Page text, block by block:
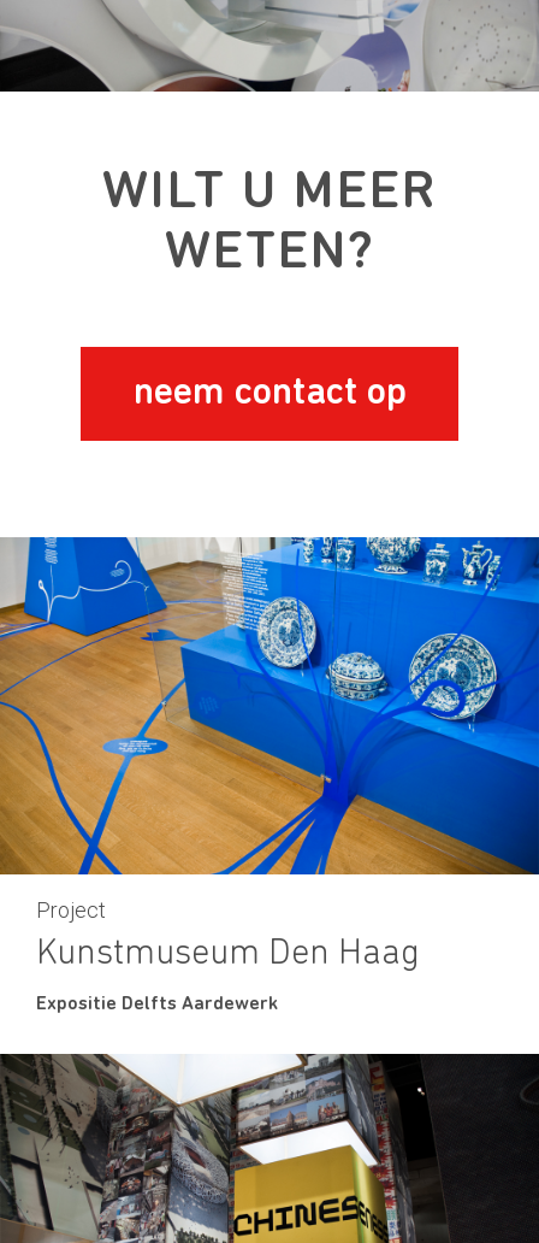
WILT U MEER
WETEN?
neem contact op
Project
Kunstmuseum Den Haag
Expositie Delfts Aardewerk